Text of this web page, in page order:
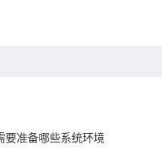
要准备哪些系统环境